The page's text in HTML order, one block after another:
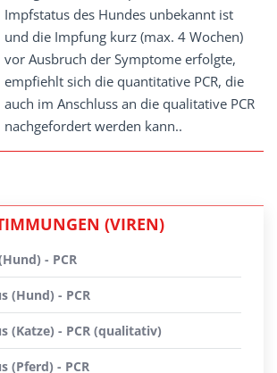
Impfstatus des Hundes unbekannt ist
und die Impfung kurz (max. 4 Wochen)
vor Ausbruch der Symptome erfolgte,
empfiehlt sich die quantitative PCR, die
auch im Anschluss an die qualitative PCR
nachgefordert werden kann..
(VIREN)
- PCR
(Hund) - PCR
(Katze) - PCR (qualitativ)
(Pferd) - PCR